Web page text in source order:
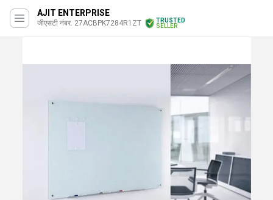
AJIT ENTERPRISE
जीएसटी नंबर. 27ACBPK7284R1ZT
TRUSTED
SELLER